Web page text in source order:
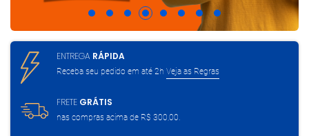
ENTREGA RÁPIDA
Receba seu pedido em até 2h Veja as Regras
FRETE GRÁTIS
nas compras acima de R$ 300,00.